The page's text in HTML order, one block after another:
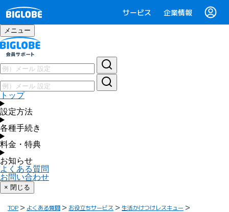
サービス 企業情報
メニュー
トップ
設定方法
各種手続き
料金・特典
お知らせ
よくある質問
お問い合わせ
× 閉じる
TOP よくある質問 お役立ちサービス
生活かけつけレスキュー